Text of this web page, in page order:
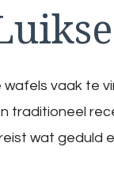
wafels vaak te
traditioneel
wat geduld